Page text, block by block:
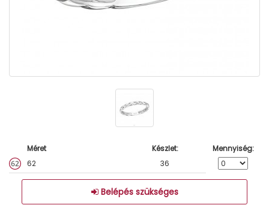
Méret Készlet:
Mennyiség:
62
36
Belépés szükséges